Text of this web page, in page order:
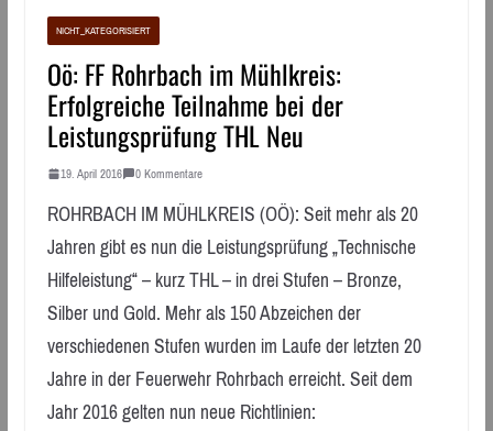
NICHT_KATEGORISIERT
Oö: FF Rohrbach im Mühlkreis:
Erfolgreiche Teilnahme bei der
Leistungsprüfung THL Neu
19. April 2016 0 Kommentare
ROHRBACH IM MÜHLKREIS (OÖ): Seit mehr als 20
Jahren gibt es nun die Leistungsprüfung „Technische
Hilfeleistung“ – kurz THL – in drei Stufen – Bronze,
Silber und Gold. Mehr als 150 Abzeichen der
verschiedenen Stufen wurden im Laufe der letzten 20
Jahre in der Feuerwehr Rohrbach erreicht. Seit dem
Jahr 2016 gelten nun neue Richtlinien: